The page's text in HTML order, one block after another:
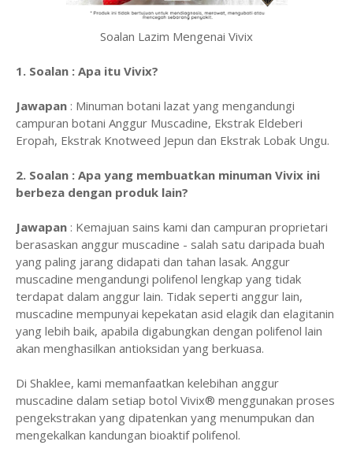
Soalan Lazim Mengenai Vivix
1. Soalan : Apa itu Vivix?
Jawapan : Minuman botani lazat yang mengandungi
campuran botani Anggur Muscadine, Ekstrak Eldeberi
Eropah, Ekstrak Knotweed Jepun dan Ekstrak Lobak Ungu.
2. Soalan : Apa yang membuatkan minuman Vivix ini
berbeza dengan produk lain?
Jawapan : Kemajuan sains kami dan campuran proprietari
berasaskan anggur muscadine - salah satu daripada buah
yang paling jarang didapati dan tahan lasak. Anggur
muscadine mengandungi polifenol lengkap yang tidak
terdapat dalam anggur lain. Tidak seperti anggur lain,
muscadine mempunyai kepekatan asid elagik dan elagitanin
yang lebih baik, apabila digabungkan dengan polifenol lain
akan menghasilkan antioksidan yang berkuasa.
Di Shaklee, kami memanfaatkan kelebihan anggur
muscadine dalam setiap botol Vivix® menggunakan proses
pengekstrakan yang dipatenkan yang menumpukan dan
mengekalkan kandungan bioaktif polifenol.